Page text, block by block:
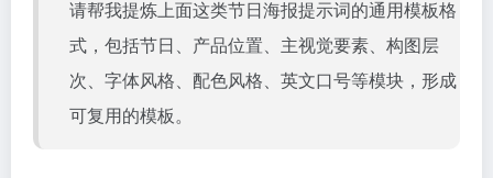
请帮我提炼上面这类节日海报提示词的通用模板格
式，包括节日、产品位置、主视觉要素、构图层
次、字体风格、配色风格、英文口号等模块，形成
可复用的模板。